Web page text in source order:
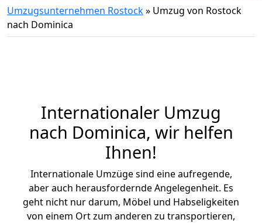
Umzugsunternehmen Rostock» Umzug von Rostock
nach Dominica
Internationaler Umzug
nach Dominica, wir helfen
Ihnen!
Internationale Umzüge sind eine aufregende,
aber auch herausfordernde Angelegenheit. Es
geht nicht nur darum, Möbel und Habseligkeiten
von einem Ort zum anderen zu transportieren,